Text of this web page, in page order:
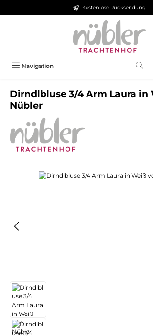
Zum Hauptinhalt springen Kostenlose Rücksendung
Navigation
Dirndlbluse 3/4 Arm Laura in
Nübler
Bildergalerie überspringen